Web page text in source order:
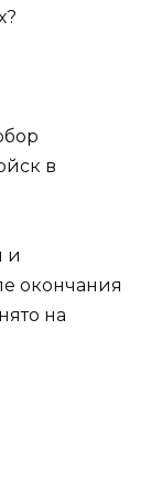
в
и
окончания
на